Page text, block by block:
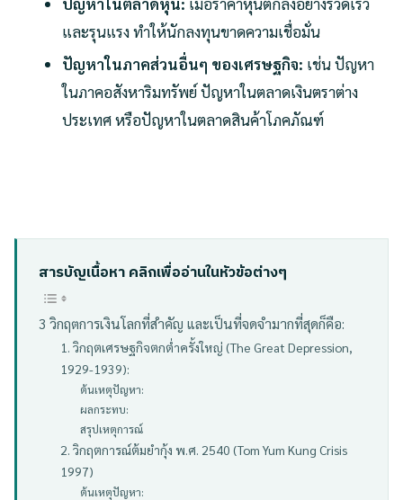
และรุนแรง ทำให้นักลงทุนขาดความเชื่อมั่น
ปัญหาในภาคส่วนอื่นๆ ของเศรษฐกิจ: เช่น ปัญหา
ในภาคอสังหาริมทรัพย์ ปัญหาในตลาดเงินตราต่าง
ประเทศ หรือปัญหาในตลาดสินค้าโภคภัณฑ์
สารบัญเนื้อหา คลิกเพื่ออ่านในหัวข้อต่างๆ
3 วิกฤตการเงินโลกที่สำคัญ และเป็นที่จดจำมากที่สุดก็คือ:
1. วิกฤตเศรษฐกิจตกต่ำครั้งใหญ่ (The Great Depression,
1929-1939):
ต้นเหตุปัญหา:
ผลกระทบ:
สรุปเหตุการณ์
2. วิกฤตการณ์ต้มยำกุ้ง พ.ศ. 2540 (Tom Yum Kung Crisis
1997)
ต้นเหตุปัญหา: